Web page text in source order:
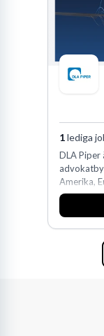
1lediga
DLA Piper
Amerika,
och
på DLA